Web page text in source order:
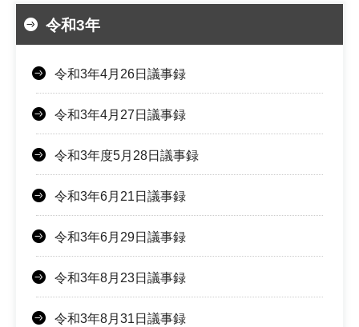
令和3年
令和3年4月26日議事録
令和3年4月27日議事録
令和3年度5月28日議事録
令和3年6月21日議事録
令和3年6月29日議事録
令和3年8月23日議事録
令和3年8月31日議事録